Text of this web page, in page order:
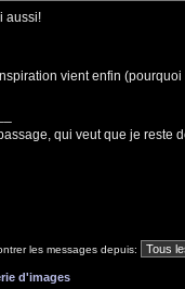
aussi!
vient enfin
qui veut que je reste
les messages depuis:
d'images